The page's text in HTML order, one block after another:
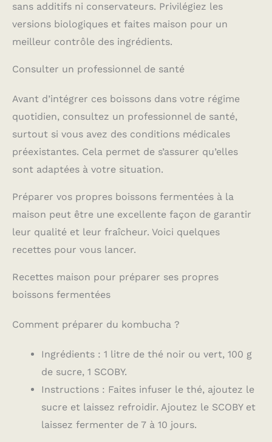
sans additifs ni conservateurs. Privilégiez les
versions biologiques et faites maison pour un
meilleur contrôle des ingrédients.
Consulter un professionnel de santé
Avant d’intégrer ces boissons dans votre régime
quotidien, consultez un professionnel de santé,
surtout si vous avez des conditions médicales
préexistantes. Cela permet de s’assurer qu’elles
sont adaptées à votre situation.
Préparer vos propres boissons fermentées à la
maison peut être une excellente façon de garantir
leur qualité et leur fraîcheur. Voici quelques
recettes pour vous lancer.
Recettes maison pour préparer ses propres
boissons fermentées
Comment préparer du kombucha ?
Ingrédients : 1 litre de thé noir ou vert, 100 g
de sucre, 1 SCOBY.
Instructions : Faites infuser le thé, ajoutez le
sucre et laissez refroidir. Ajoutez le SCOBY et
laissez fermenter de 7 à 10 jours.